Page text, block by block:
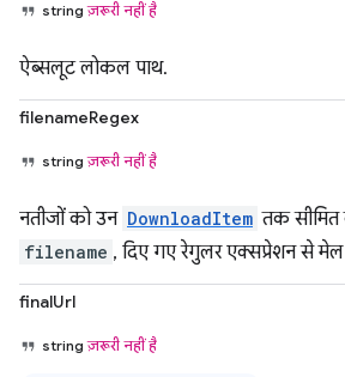
stringज़रूरी नहीं है
ऐब्सलूट लोकल पाथ.
filenameRegex
stringज़रूरी नहीं है
नतीजों को उन DownloadItem तक सीमित
filename , दिए गए रेगुलर एक्सप्रेशन से मेल
finalUrl
stringज़रूरी नहीं है